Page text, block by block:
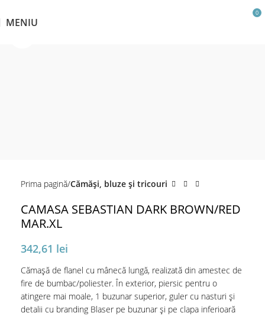
MENIU
0
Prima pagină Cămăși, bluze și tricouri
CAMASA SEBASTIAN DARK BROWN/RED
MAR.XL
342,61 lei
Cămașă de flanel cu mânecă lungă, realizată din amestec de
fire de bumbac/poliester. În exterior, piersic pentru o
atingere mai moale, 1 buzunar superior, guler cu nasturi și
detalii cu branding Blaser pe buzunar și pe clapa inferioară